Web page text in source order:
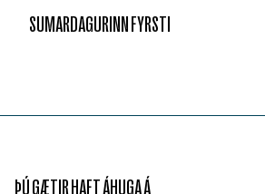
SUMARDAGURINN FYRSTI
ÞÚ GÆTIR HAFT ÁHUGA Á